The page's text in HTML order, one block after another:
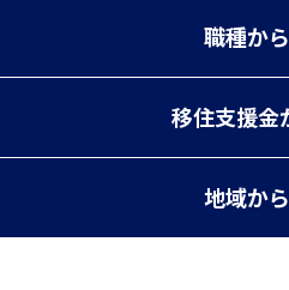
職種か
移住支援金
地域か